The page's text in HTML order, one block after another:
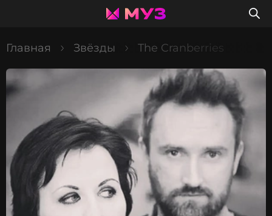
Главная Звёзды The Cranberries